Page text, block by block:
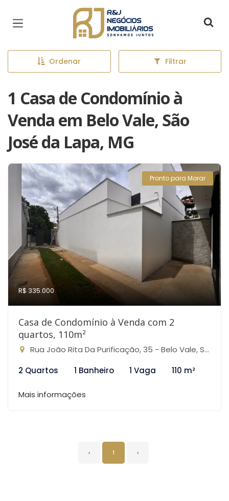
Página inicial
Ordenar Filtrar
1 Casa de Condomínio à
Venda em Belo Vale, São
José da Lapa, MG
Pronto para Morar
R$ 335.000
Casa de Condomínio à Venda com 2
quartos, 110m²
Rua João Rita Da Purificação, 35 - Belo Vale, São José da Lapa-MG
2 Quartos
1 Banheiro 1 Vaga 110 m²
Mais informações
‹ 1 ›